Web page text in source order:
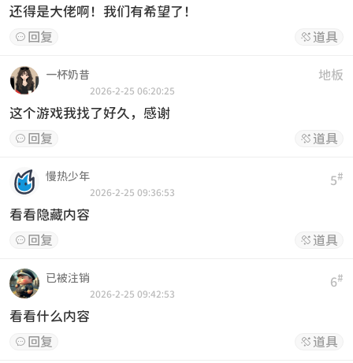
还得是大佬啊！我们有希望了！
 回复  道具
地板
一杯奶昔
2026-2-25 06:20:25
这个游戏我找了好久，感谢
 回复  道具
5#
慢热少年
2026-2-25 09:36:53
看看隐藏内容
 回复  道具
6#
已被注销
2026-2-25 09:42:53
看看什么内容
 回复  道具